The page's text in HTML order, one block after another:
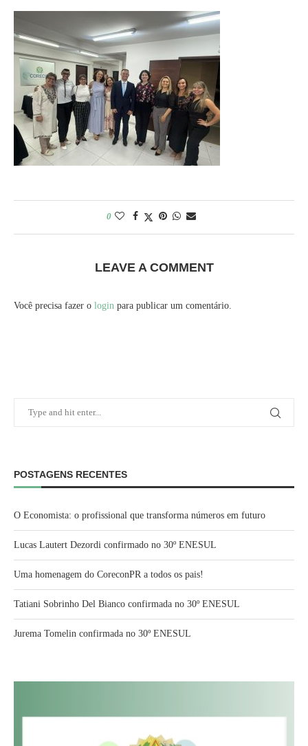
0
LEAVE A COMMENT
Você precisa fazer o login para publicar um comentário.
POSTAGENS RECENTES
O Economista: o profissional que transforma números em futuro
Lucas Lautert Dezordi confirmado no 30º ENESUL
Uma homenagem do CoreconPR a todos os pais!
Tatiani Sobrinho Del Bianco confirmada no 30º ENESUL
Jurema Tomelin confirmada no 30º ENESUL